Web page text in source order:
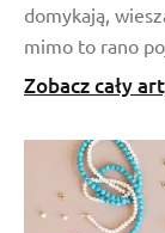
domykają,
mimo to rano
Zobacz cały